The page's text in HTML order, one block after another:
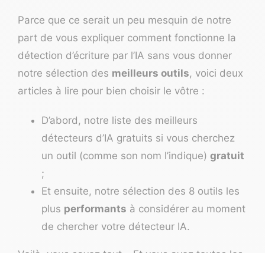
Parce que ce serait un peu mesquin de notre
part de vous expliquer comment fonctionne la
détection d’écriture par l’IA sans vous donner
notre sélection des meilleurs outils, voici deux
articles à lire pour bien choisir le vôtre :
D’abord, notre liste des meilleurs
détecteurs d’IA gratuits si vous cherchez
un outil (comme son nom l’indique) gratuit
;
Et ensuite, notre sélection des 8 outils les
plus performants à considérer au moment
de chercher votre détecteur IA.